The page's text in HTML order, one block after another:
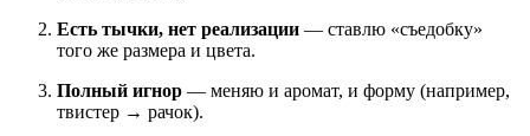
Есть тычки, нет реализации — ставлю «съедобку»
того же размера и цвета.
Полный игнор — меняю и аромат, и форму (например,
твистер → рачок).